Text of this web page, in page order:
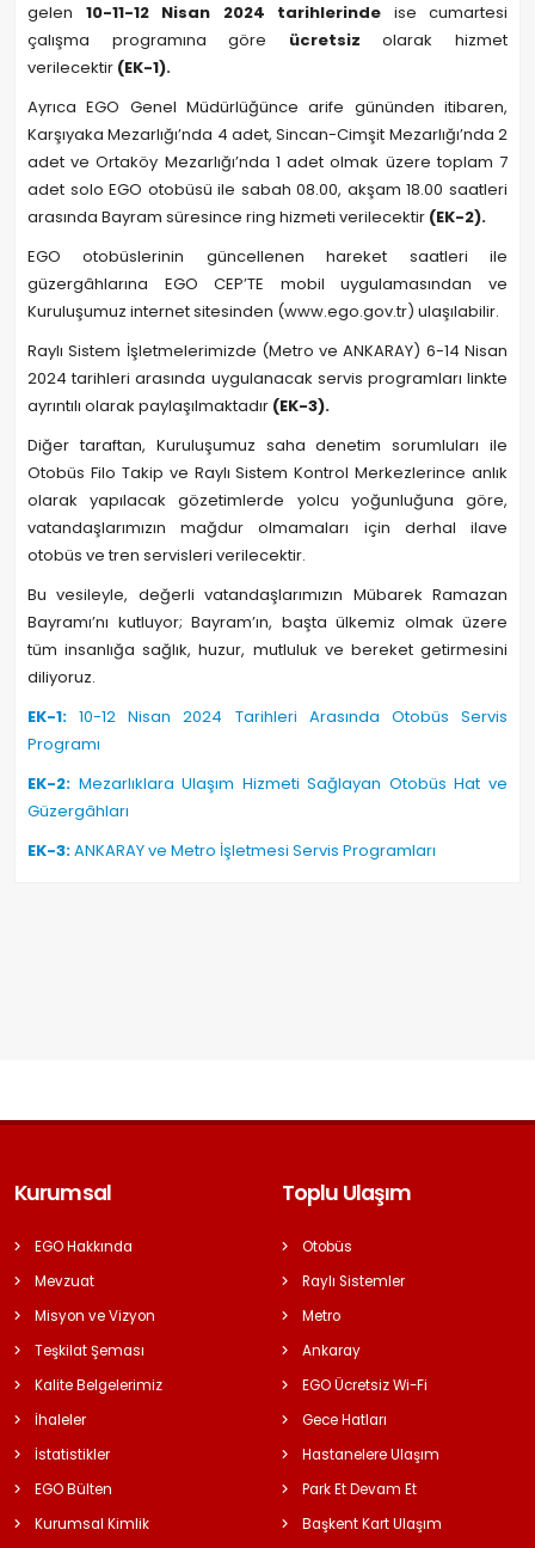
gelen 10-11-12 Nisan 2024 tarihlerinde ise cumartesi
çalışma programına göre ücretsiz olarak hizmet
verilecektir (EK-1).
Ayrıca EGO Genel Müdürlüğünce arife gününden itibaren,
Karşıyaka Mezarlığı’nda 4 adet, Sincan-Cimşit Mezarlığı’nda 2
adet ve Ortaköy Mezarlığı’nda 1 adet olmak üzere toplam 7
adet solo EGO otobüsü ile sabah 08.00, akşam 18.00 saatleri
arasında Bayram süresince ring hizmeti verilecektir (EK-2).
EGO otobüslerinin güncellenen hareket saatleri ile
güzergâhlarına EGO CEP’TE mobil uygulamasından ve
Kuruluşumuz internet sitesinden (www.ego.gov.tr) ulaşılabilir.
Raylı Sistem İşletmelerimizde (Metro ve ANKARAY) 6-14 Nisan
2024 tarihleri arasında uygulanacak servis programları linkte
ayrıntılı olarak paylaşılmaktadır (EK-3).
Diğer taraftan, Kuruluşumuz saha denetim sorumluları ile
Otobüs Filo Takip ve Raylı Sistem Kontrol Merkezlerince anlık
olarak yapılacak gözetimlerde yolcu yoğunluğuna göre,
vatandaşlarımızın mağdur olmamaları için derhal ilave
otobüs ve tren servisleri verilecektir.
Bu vesileyle, değerli vatandaşlarımızın Mübarek Ramazan
Bayramı’nı kutluyor; Bayram’ın, başta ülkemiz olmak üzere
tüm insanlığa sağlık, huzur, mutluluk ve bereket getirmesini
diliyoruz.
EK-1: 10-12 Nisan 2024 Tarihleri Arasında Otobüs Servis
Programı
EK-2: Mezarlıklara Ulaşım Hizmeti Sağlayan Otobüs Hat ve
Güzergâhları
EK-3:ANKARAY ve Metro İşletmesi Servis Programları
Kurumsal
EGO Hakkında
Mevzuat
Misyon ve Vizyon
Teşkilat Şeması
Kalite Belgelerimiz
İhaleler
İstatistikler
EGO Bülten
Kurumsal Kimlik
Toplu Ulaşım
Otobüs
Raylı Sistemler
Metro
Ankaray
EGO Ücretsiz Wi-Fi
Gece Hatları
Hastanelere Ulaşım
Park Et Devam Et
Başkent Kart Ulaşım